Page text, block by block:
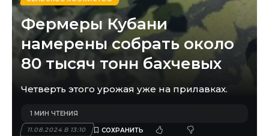
Фермеры Кубани
намерены собрать около
80 тысяч тонн бахчевых
Четверть этого урожая уже на прилавках.
11.08.2024 В 13:10
1 МИН ЧТЕНИЯ